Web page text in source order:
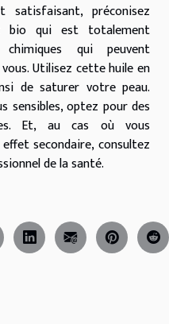
satisfaisant, préconisez
bio qui est totalement
qui peuvent
Utilisez cette huile en
de saturer votre peau.
sensibles, optez pour des
Et, au cas où vous
secondaire, consultez
de la santé.